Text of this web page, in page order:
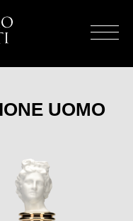
UOMO